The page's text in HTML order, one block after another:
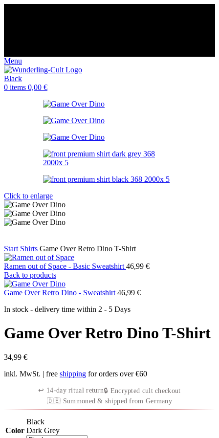
Menu
0 items 0,00 €
Click to enlarge
Start Shirts Game Over Retro Dino T-Shirt
Ramen out of Space - Basic Sweatshirt 46,99 €
Back to products
Game Over Retro Dino - Sweatshirt 46,99 €
In stock - delivery time within 2 - 5 Days
Game Over Retro Dino T-Shirt
34,99 €
inkl. MwSt. | free shipping for orders over €60
↩︎ 14-day ritual return🔒 Encrypted cult checkout
🇩🇪 Summoned & shipped from Germany
Color
Black
Dark Grey